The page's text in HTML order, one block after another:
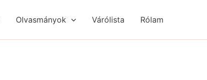
Olvasmányok Várólista Rólam
a
g
g